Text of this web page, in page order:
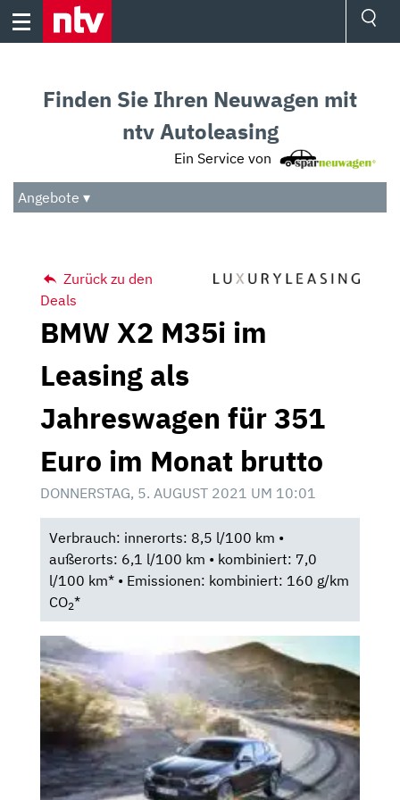
Skip
Audio
Das Beste
Finden Sie Ihren Neuwagen mit
ntv Autoleasing
Ein Service von
Angebote ▾
Zurück zu den
Deals
BMW X2 M35i im
Leasing als
Jahreswagen für 351
Euro im Monat brutto
DONNERSTAG, 5. AUGUST 2021 UM 10:01
Verbrauch: innerorts: 8,5 l/100 km •
außerorts: 6,1 l/100 km • kombiniert: 7,0
l/100 km* • Emissionen: kombiniert: 160 g/km
CO2*